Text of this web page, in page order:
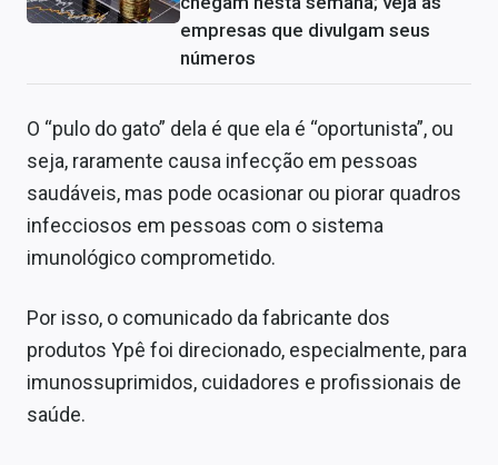
empresas que divulgam seus
números
O “pulo do gato” dela é que ela é “oportunista”, ou
seja, raramente causa infecção em pessoas
saudáveis, mas pode ocasionar ou piorar quadros
infecciosos em pessoas com o sistema
imunológico comprometido.
Por isso, o comunicado da fabricante dos
produtos Ypê foi direcionado, especialmente, para
imunossuprimidos, cuidadores e profissionais de
saúde.